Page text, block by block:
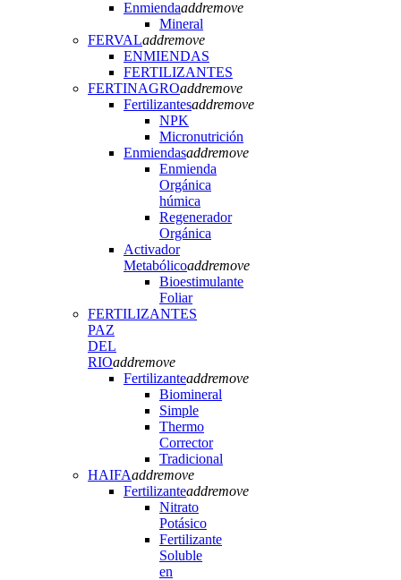
Enmiendaaddremove
Mineral
FERVALaddremove
ENMIENDAS
FERTILIZANTES
FERTINAGROaddremove
Fertilizantesaddremove
NPK
Micronutrición
Enmiendasaddremove
Enmienda
Orgánica
húmica
Regenerador
Orgánica
Activador
Metabólicoaddremove
Bioestimulante
Foliar
FERTILIZANTES
PAZ
DEL
RIOaddremove
Fertilizanteaddremove
Biomineral
Simple
Thermo
Corrector
Tradicional
HAIFAaddremove
Fertilizanteaddremove
Nitrato
Potásico
Fertilizante
Soluble
en